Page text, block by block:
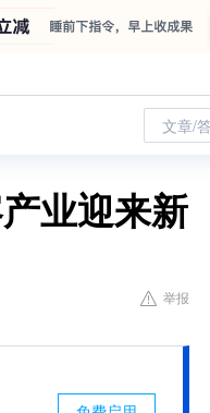
文章/
业迎来新
举报